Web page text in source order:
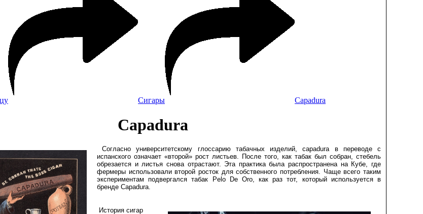
Сигары Capadura
Capadura
Согласно университетскому глоссарию табачных изделий, capadura в переводе с
испанского означает «второй» рост листьев. После того, как табак был собран, стебель
обрезается и листья снова отрастают. Эта практика была распространена на Кубе, где
фермеры использовали второй росток для собственного потребления. Чаще всего таким
экспериментам подвергался табак Pelo De Oro, как раз тот, который используется в
бренде Capadura.
История сигар